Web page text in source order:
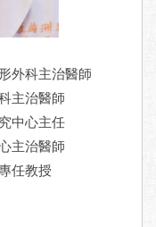
外科主治醫師
主治醫師
中心主任
主治醫師
任教授